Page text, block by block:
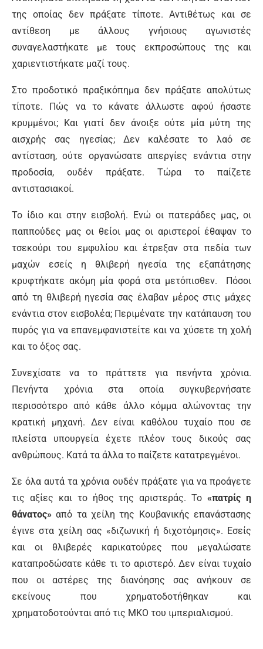
της οποίας δεν πράξατε τίποτε. Αντιθέτως και σε
αντίθεση με άλλους γνήσιους αγωνιστές
συναγελαστήκατε με τους εκπροσώπους της και
χαριεντιστήκατε μαζί τους.
Στο προδοτικό πραξικόπημα δεν πράξατε απολύτως
τίποτε. Πώς να το κάνατε άλλωστε αφού ήσαστε
κρυμμένοι; Και γιατί δεν άνοιξε ούτε μία μύτη της
αισχρής σας ηγεσίας; Δεν καλέσατε το λαό σε
αντίσταση, ούτε οργανώσατε απεργίες ενάντια στην
προδοσία, ουδέν πράξατε. Τώρα το παίζετε
αντιστασιακοί.
Το ίδιο και στην εισβολή. Ενώ οι πατεράδες μας, οι
παππούδες μας οι θείοι μας οι αριστεροί έθαψαν το
τσεκούρι του εμφυλίου και έτρεξαν στα πεδία των
μαχών εσείς η θλιβερή ηγεσία της εξαπάτησης
κρυφτήκατε ακόμη μία φορά στα μετόπισθεν. Πόσοι
από τη θλιβερή ηγεσία σας έλαβαν μέρος στις μάχες
ενάντια στον εισβολέα; Περιμένατε την κατάπαυση του
πυρός για να επανεμφανιστείτε και να χύσετε τη χολή
και το όξος σας.
Συνεχίσατε να το πράττετε για πενήντα χρόνια.
Πενήντα χρόνια στα οποία συγκυβερνήσατε
περισσότερο από κάθε άλλο κόμμα αλώνοντας την
κρατική μηχανή. Δεν είναι καθόλου τυχαίο που σε
πλείστα υπουργεία έχετε πλέον τους δικούς σας
ανθρώπους. Κατά τα άλλα το παίζετε κατατρεγμένοι.
Σε όλα αυτά τα χρόνια ουδέν πράξατε για να προάγετε
τις αξίες και το ήθος της αριστεράς. Το«πατρίς η
θάνατος» από τα χείλη της Κουβανικής επανάστασης
έγινε στα χείλη σας «διζωνική ή διχοτόμησις». Εσείς
και οι θλιβερές καρικατούρες που μεγαλώσατε
καταπροδώσατε κάθε τι το αριστερό. Δεν είναι τυχαίο
που οι αστέρες της διανόησης σας ανήκουν σε
εκείνους που χρηματοδοτήθηκαν και
χρηματοδοτούνται από τις ΜΚΟ του ιμπεριαλισμού.